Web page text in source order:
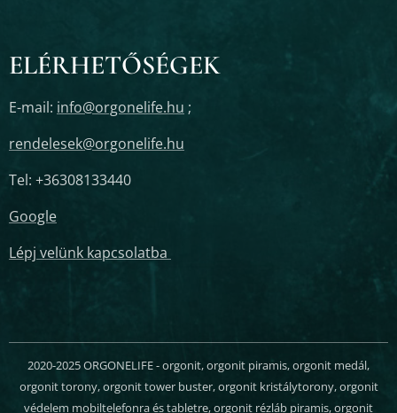
ELÉRHETŐSÉGEK
E-mail: info@orgonelife.hu ;
rendelesek@orgonelife.hu
Tel: +36308133440
Google
Lépj velünk kapcsolatba
2020-2025 ORGONELIFE - orgonit, orgonit piramis, orgonit medál,
orgonit torony, orgonit tower buster, orgonit kristálytorony, orgonit
védelem mobiltelefonra és tabletre, orgonit rézláb piramis, orgonit